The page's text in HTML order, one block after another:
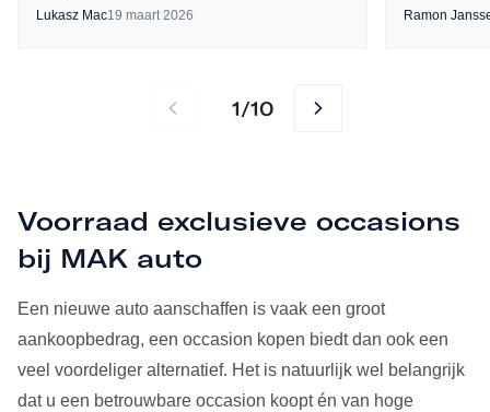
Lukasz Mac19 maart 2026 Ramon
1/10
Voorraad exclusieve occasions
bij MAK auto
Een nieuwe auto aanschaffen is vaak een groot
aankoopbedrag, een occasion kopen biedt dan ook een
veel voordeliger alternatief. Het is natuurlijk wel belangrijk
dat u een betrouwbare occasion koopt én van hoge